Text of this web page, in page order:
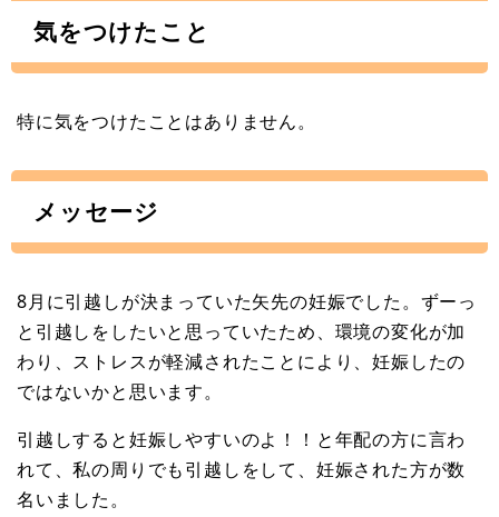
気をつけたこと
特に気をつけたことはありません。
メッセージ
8月に引越しが決まっていた矢先の妊娠でした。ずーっ
と引越しをしたいと思っていたため、環境の変化が加
わり、ストレスが軽減されたことにより、妊娠したの
ではないかと思います。
引越しすると妊娠しやすいのよ！！と年配の方に言わ
れて、私の周りでも引越しをして、妊娠された方が数
名いました。